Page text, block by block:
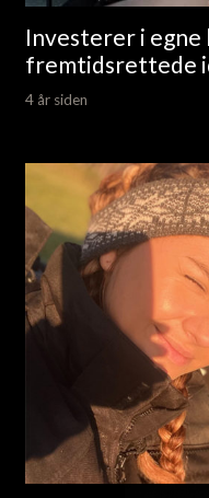
Investerer i
fremtidsrettede
4 år siden